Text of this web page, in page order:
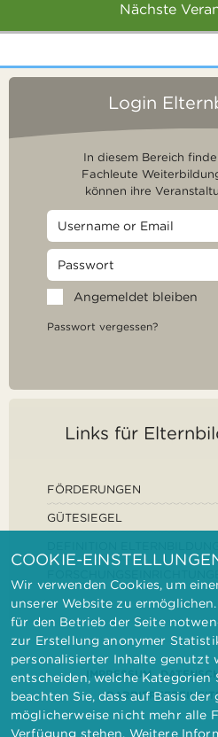
Nächste
Login
In diesem Bereich
Fachleute
können ihre
Angemeldet bleiben
Passwort vergessen?
Links für
FÖRDERUNGEN
GÜTESIEGEL
IMPRESSUM
COOKIE-
Wir verwenden Cookies, um
unserer Website zu
für den Betrieb der Seite
zur Erstellung anonymer
personalisierter Inhalte genutzt
entscheiden, welche Kategorien
beachten Sie, dass auf Basis
möglicherweise nicht mehr alle
Verfügung stehen. Weitere